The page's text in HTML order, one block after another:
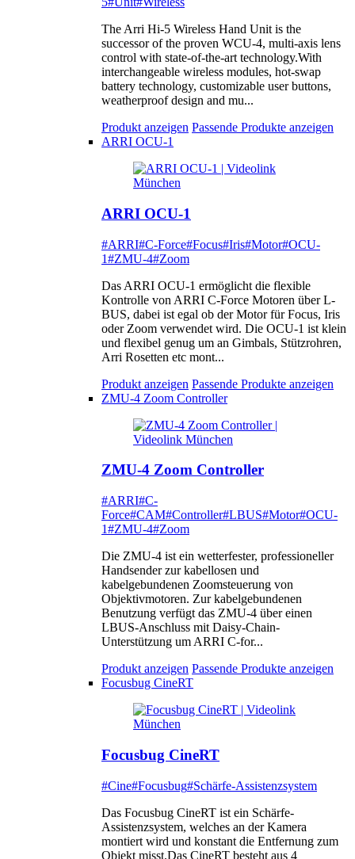
The Arri Hi-5 Wireless Hand Unit is the
successor of the proven WCU-4, multi-axis lens
control with state-of-the-art technology.With
interchangeable wireless modules, hot-swap
battery technology, customizable user buttons,
weatherproof design and mu...
Produkt anzeigen Passende Produkte anzeigen
ARRI OCU-1
ARRI OCU-1
#ARRI#C-Force#Focus#Iris#Motor#OCU-
1#ZMU-4#Zoom
Das ARRI OCU-1 ermöglicht die flexible
Kontrolle von ARRI C-Force Motoren über L-
BUS, dabei ist egal ob der Motor für Focus, Iris
oder Zoom verwendet wird. Die OCU-1 ist klein
und flexibel genug um an Gimbals, Stützrohren,
Arri Rosetten etc mont...
Produkt anzeigen Passende Produkte anzeigen
ZMU-4 Zoom Controller
ZMU-4 Zoom Controller
#ARRI#C-
Force#CAM#Controller#LBUS#Motor#OCU-
1#ZMU-4#Zoom
Die ZMU-4 ist ein wetterfester, professioneller
Handsender zur kabellosen und
kabelgebundenen Zoomsteuerung von
Objektivmotoren. Zur kabelgebundenen
Benutzung verfügt das ZMU-4 über einen
LBUS-Anschluss mit Daisy-Chain-
Unterstützung um ARRI C-for...
Produkt anzeigen Passende Produkte anzeigen
Focusbug CineRT
Focusbug CineRT
#Cine#Focusbug#Schärfe-Assistenzsystem
Das Focusbug CineRT ist ein Schärfe-
Assistenzsystem, welches an der Kamera
montiert wird und konstant die Entfernung zum
Objekt misst.Das CineRT besteht aus 4